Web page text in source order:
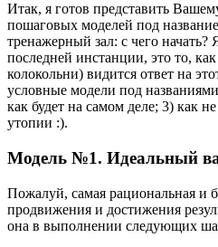
Итак, я готов представить
пошаговых моделей под
тренажерный зал: с чего начать?
последней инстанции, это то,
колокольни) видится ответ на
условные модели под
как будет на самом деле; 3) как
утопии :).
Модель №1. Идеальный
Пожалуй, самая рациональная и
продвижения и достижения
она в выполнении следующих